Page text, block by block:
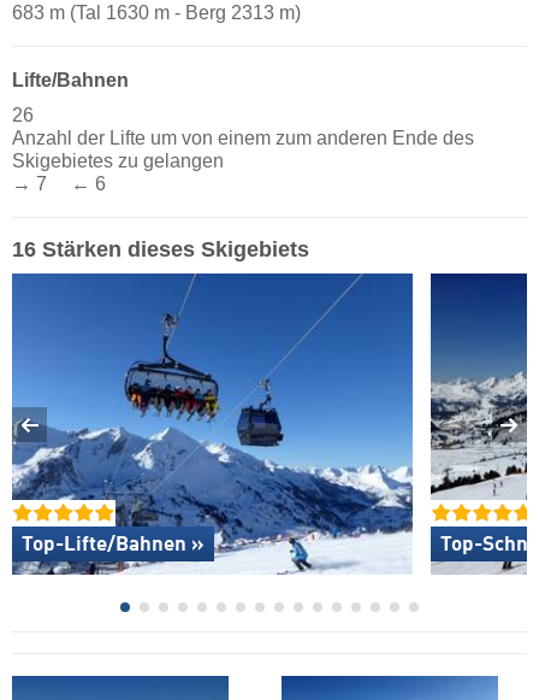
683 m (Tal 1630 m - Berg 2313 m)
Lifte/Bahnen
26
Anzahl der Lifte um von einem zum anderen Ende des
Skigebietes zu gelangen
→ 7 ← 6
16 Stärken dieses Skigebiets
Top-Lifte/Bahnen » Top-